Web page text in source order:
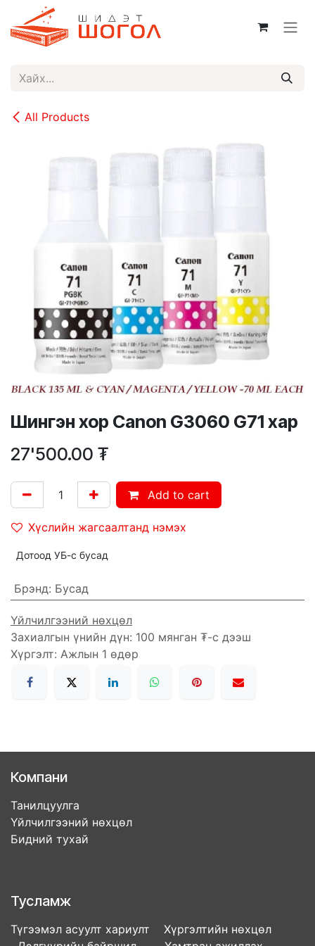
Skip to Content
All Products
Шингэн хор Canon G3060 G71 хар
27'500.00 ₮
Add to cart
Хүслийн жагсаалтанд нэмэх
Дотоод УБ-с бусад
Брэнд: Бусад
Үйлчилгээний нөхцөл
Захиалгын үнийн дүн: 100 мянган ₮-с дээш
Хүргэлт: Ажлын 1 өдөр
Компани
Танилцуулга
Үйлчилгээний нөхцөл
Бидний тухай
Тусламж
Түгээмэл асуулт хариулт Хүргэлтийн нөхцөл